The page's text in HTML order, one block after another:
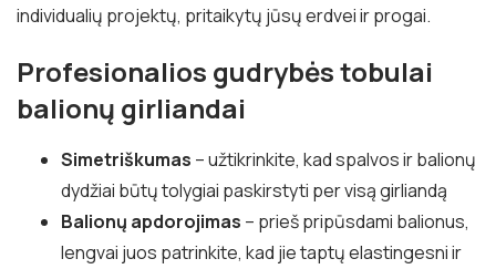
individualių projektų, pritaikytų jūsų erdvei ir progai.
Profesionalios gudrybės tobulai
balionų girliandai
Simetriškumas – užtikrinkite, kad spalvos ir balionų
dydžiai būtų tolygiai paskirstyti per visą girliandą
Balionų apdorojimas – prieš pripūsdami balionus,
lengvai juos patrinkite, kad jie taptų elastingesni ir